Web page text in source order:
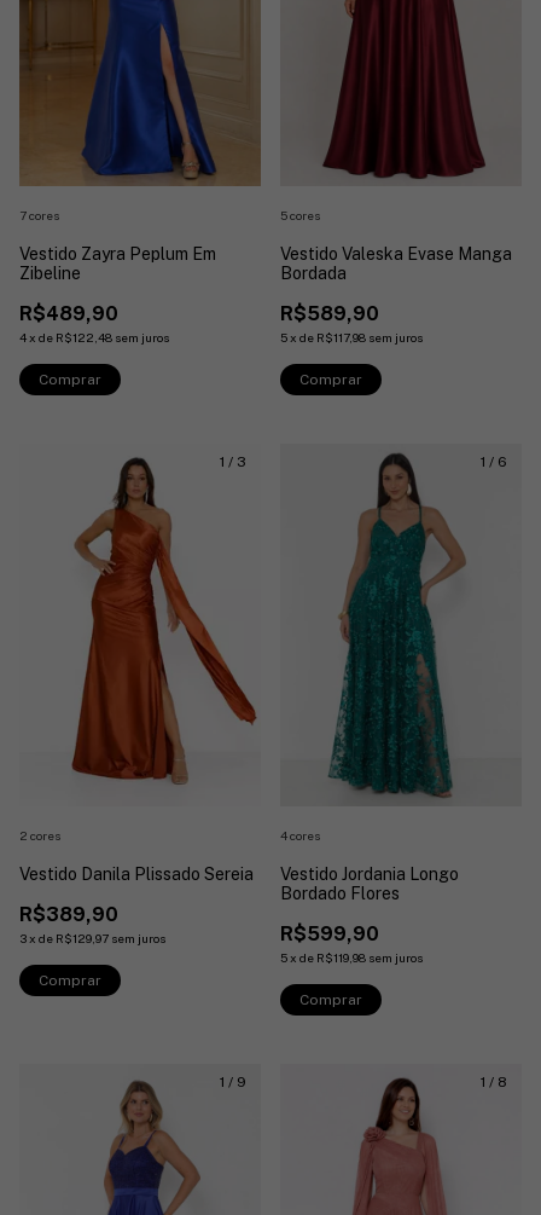
Vestido Zayra Peplum Em
Zibeline
R$489,90
4 x de R$122,48 sem juros
7 cores
Comprar
Vestido Valeska Evase Manga
Bordada
R$589,90
5 x de R$117,98 sem juros
5 cores
Comprar
1 / 3
Vestido Danila Plissado Sereia
R$389,90
3 x de R$129,97 sem juros
2 cores
Comprar
1 / 6
Vestido Jordania Longo
Bordado Flores
R$599,90
5x de R$119,98 sem juros
4 cores
Comprar
1 / 9 1 / 8